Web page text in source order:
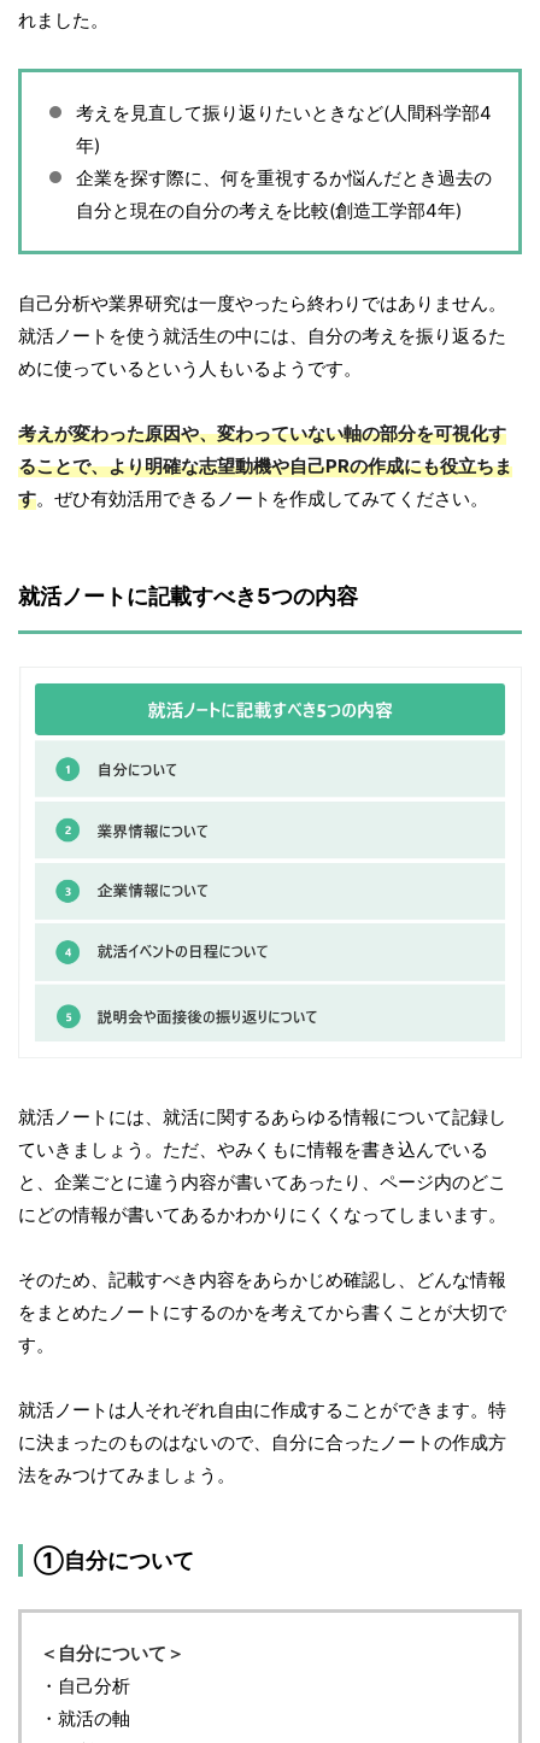
れました。
考えを見直して振り返りたいときなど(人間科学部4
年)
企業を探す際に、何を重視するか悩んだとき過去の
自分と現在の自分の考えを比較(創造工学部4年)
自己分析や業界研究は一度やったら終わりではありません。
就活ノートを使う就活生の中には、自分の考えを振り返るた
めに使っているという人もいるようです。
考えが変わった原因や、変わっていない軸の部分を可視化す
ることで、より明確な志望動機や自己PRの作成にも役立ちま
す。ぜひ有効活用できるノートを作成してみてください。
就活ノートに記載すべき5つの内容
就活ノートには、就活に関するあらゆる情報について記録し
ていきましょう。ただ、やみくもに情報を書き込んでいる
と、企業ごとに違う内容が書いてあったり、ページ内のどこ
にどの情報が書いてあるかわかりにくくなってしまいます。
そのため、記載すべき内容をあらかじめ確認し、どんな情報
をまとめたノートにするのかを考えてから書くことが大切で
す。
就活ノートは人それぞれ自由に作成することができます。特
に決まったのものはないので、自分に合ったノートの作成方
法をみつけてみましょう。
①自分について
＜自分について＞
・自己分析
・就活の軸